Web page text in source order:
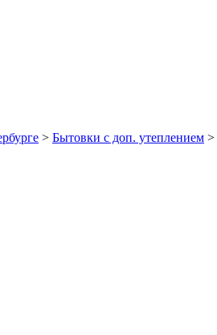
> Бытовки с доп. утеплением >